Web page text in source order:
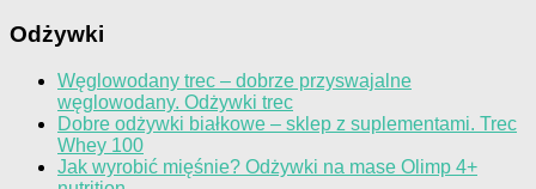
Odżywki
Węglowodany trec – dobrze przyswajalne
węglowodany. Odżywki trec
Dobre odżywki białkowe – sklep z suplementami. Trec
Whey 100
Jak wyrobić mięśnie? Odżywki na mase Olimp 4+